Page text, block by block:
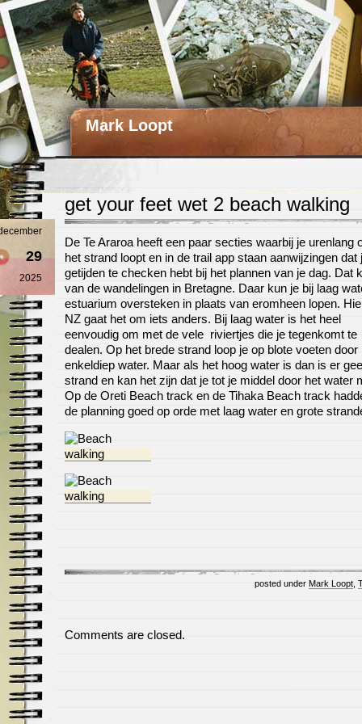
Mark Loopt
get your feet wet 2 beach walking
29
2025
De Te Araroa heeft een paar secties waarbij je urenlang
het strand loopt en in de trail app staan aanwijzingen dat
getijden te checken hebt bij het plannen van je dag. Dat
van de wandelingen in Bretagne. Daar kun je bij laag
estuarium oversteken in plaats van eromheen lopen.
NZ gaat het om iets anders. Bij laag water is het heel
eenvoudig om met de vele riviertjes die je tegenkomt te
dealen. Op het brede strand loop je op blote voeten door
enkeldiep water. Maar als het hoog water is dan is er
strand en kan het zijn dat je tot je middel door het water
Op de Oreti Beach track en de Tihaka Beach track
de planning goed op orde met laag water en grote
posted under Mark Loopt
Comments are closed.